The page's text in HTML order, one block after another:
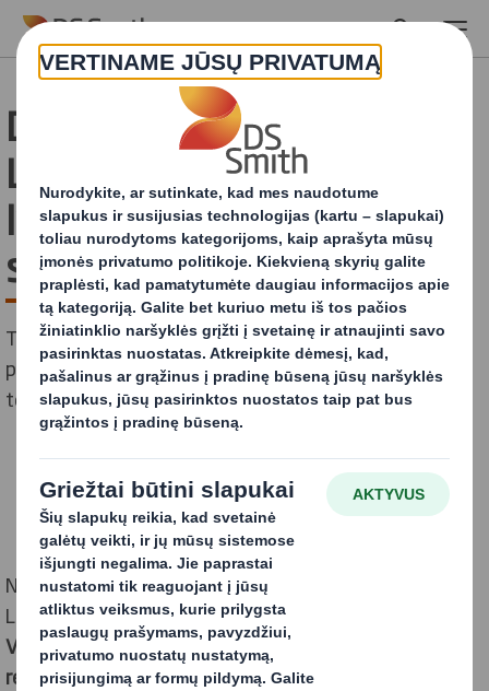
Skip to main content
DS Smith Packaging
Lithuania suteiktas AA
lygio BRC Packaging
sertifikatas
Toks įvertinimas byloja, kad įmonėje vykstantys
procesai užtikrina visų gamybos grandžių ir
technologinių procesų kontrolę bei priežiūrą.
Norime Jus informuoti, kad UAB „DS Smith Packaging
Lithuania“ pripažintaatitinkanti „BRC Packaging“
Visuotinio pakuočių ir pakavimo medžiagų standarto
reikalavimus,kuriaisuteiktas AA lygio sertifikatas.